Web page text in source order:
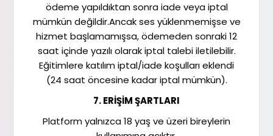
ödeme yapıldıktan sonra iade veya iptal
mümkün değildir.Ancak ses yüklenmemişse ve
hizmet başlamamışsa, ödemeden sonraki 12
saat içinde yazılı olarak iptal talebi iletilebilir.
Eğitimlere katılım iptal/iade koşulları eklendi
(24 saat öncesine kadar iptal mümkün).
7. ERİŞİM ŞARTLARI
Platform yalnızca 18 yaş ve üzeri bireylerin